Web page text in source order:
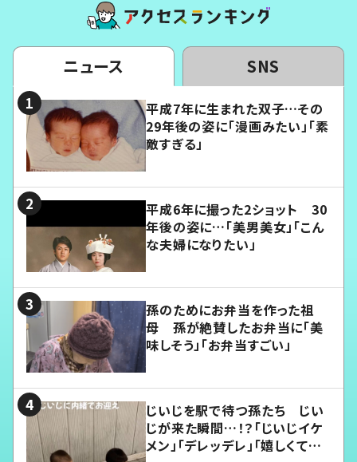
ニュース SNS
平成7年に生まれた双子…その
29年後の姿に「漫画みたい」「素
敵すぎる」
平成6年に撮った2ショット 30
年後の姿に…「美男美女」「こん
な夫婦になりたい」
孫のためにお弁当を作った祖
母 孫が絶賛したお弁当に「美
味しそう」「お弁当すごい」
じいじを駅で待つ孫たち じい
じが来た瞬間…！？「じいじイケ
メン」「デレッデレ」「嬉しくて可